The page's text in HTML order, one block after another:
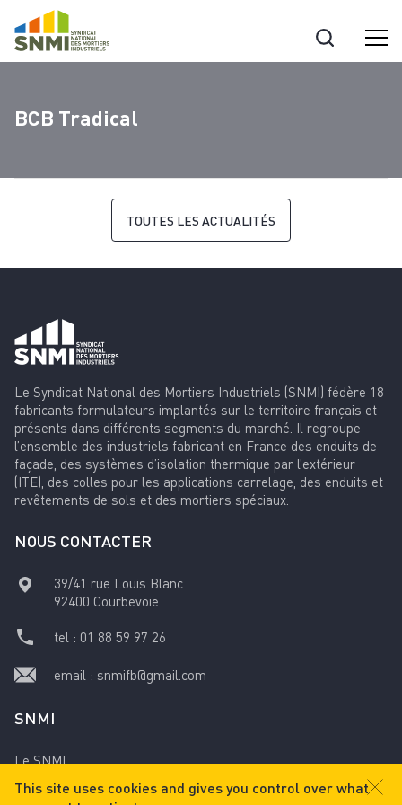
BCB Tradical
TOUTES LES ACTUALITÉS
Le Syndicat National des Mortiers Industriels (SNMI) fédère 18
fabricants formulateurs implantés sur le territoire français et
présents dans différents segments du marché. Il regroupe
l’ensemble des industriels fabricant en France des enduits de
façade, des systèmes d’isolation thermique par l’extérieur
(ITE), des colles pour les applications carrelage, des enduits et
revêtements de sols et des mortiers spéciaux.
NOUS CONTACTER
39/41 rue Louis Blanc
92400 Courbevoie
tel : 01 88 59 97 26
email : snmifb@gmail.com
SNMI
Le SNMI
Mentions légales
Cookies management panel
This site uses cookies and gives you control over what